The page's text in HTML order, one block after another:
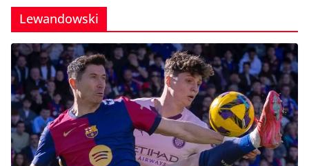
Lewandowski